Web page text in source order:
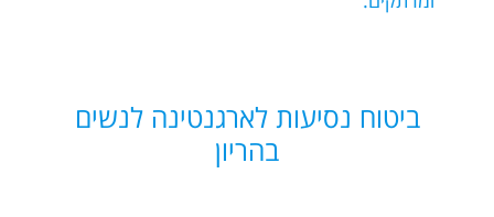
ביטוח נסיעות לארגנטינה לנשים
בהריון